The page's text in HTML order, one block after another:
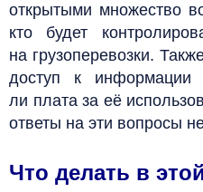
открытыми множество
кто будет
на грузоперевозки.
доступ к информации
ли плата за её
ответы на эти вопросы
Что делать в